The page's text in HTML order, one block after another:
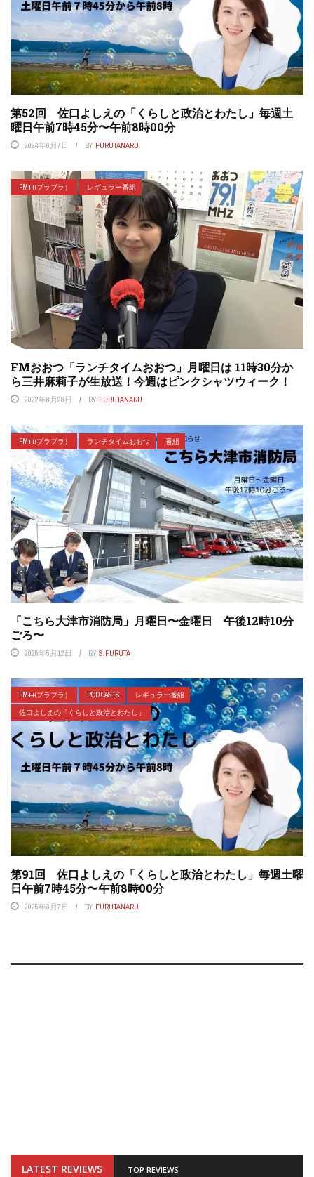
第52回 佐口よしえの「くらしと政治とわたし」毎週土
曜日午前7時45分〜午前8時00分
2024年6月7日 BY FURUTANARU
FM++(プラプラ） レギュラー番組
FMおおつ「ランチタイムおおつ」月曜日は 11時30分か
ら三井麻莉子が生放送！今週はピンクシャツウィーク！
2022年8月28日 BY FURUTANARU
FM++(プラプラ） ランチタイムおおつ 番組
「こちら大津市消防局」月曜日〜金曜日 午後12時10分
ごろ〜
2025年5月12日 BY S.FURUTA
FM++(プラプラ） POD CASTS
レギュラー番組
佐口よしえの「くらしと政治とわたし」
第91回 佐口よしえの「くらしと政治とわたし」毎週土曜
日午前7時45分〜午前8時00分
2025年3月7日 BY FURUTANARU
LATEST REVIEWS TOP REVIEWS